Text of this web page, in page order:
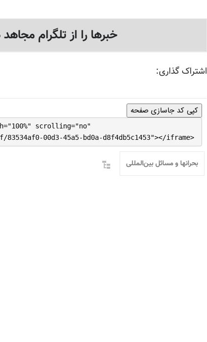
خبرها را از تلگرام مجاهد
اشتراک گذاری:
کپی کد جاسازی صفحه
scrolling="no"
00d3-45a5-bd0a-d8f4db5c1453"></iframe>
بحرانها و مسائل بین‌المللی